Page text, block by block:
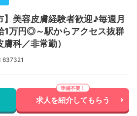
】美容皮膚経験者歓迎♪毎週月
1万円◎～駅からアクセス抜群
科／非常勤）
637321
求人を紹介してもらう